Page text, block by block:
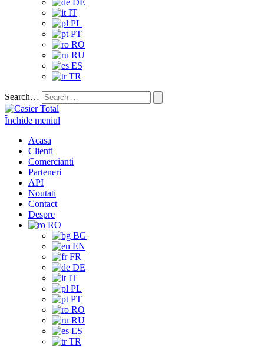
DE
IT
PL
PT
RO
RU
ES
TR
Search…
Închide meniul
Acasa
Clienti
Comercianti
Parteneri
API
Noutati
Contact
Despre
RO
BG
EN
FR
DE
IT
PL
PT
RO
RU
ES
TR